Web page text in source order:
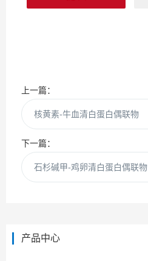
上一篇：
核黄素-牛血清白蛋白偶联物
下一篇：
石杉碱甲-鸡卵清白蛋白偶联物
产品中心